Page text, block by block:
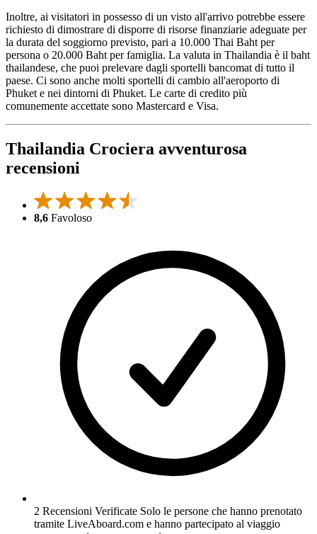
Inoltre, ai visitatori in possesso di un visto all'arrivo potrebbe essere
richiesto di dimostrare di disporre di risorse finanziarie adeguate per
la durata del soggiorno previsto, pari a 10.000 Thai Baht per
persona o 20.000 Baht per famiglia. La valuta in Thailandia è il baht
thailandese, che puoi prelevare dagli sportelli bancomat di tutto il
paese. Ci sono anche molti sportelli di cambio all'aeroporto di
Phuket e nei dintorni di Phuket. Le carte di credito più
comunemente accettate sono Mastercard e Visa.
Thailandia Crociera avventurosa
recensioni
8,6 Favoloso
2 Recensioni Verificate Solo le persone che hanno prenotato
tramite LiveAboard.com e hanno partecipato al viaggio